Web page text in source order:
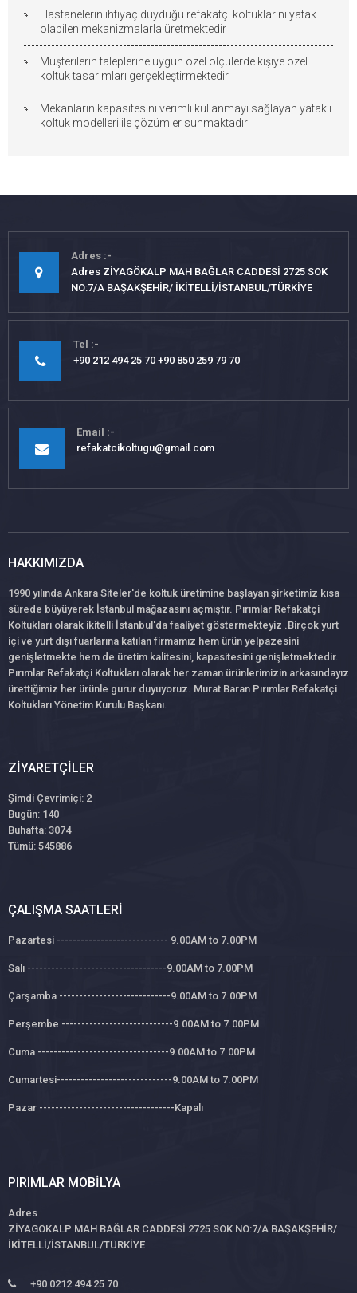
Hastanelerin ihtiyaç duyduğu refakatçi koltuklarını yatak
olabilen mekanizmalarla üretmektedir
Müşterilerin taleplerine uygun özel ölçülerde kişiye özel
koltuk tasarımları gerçekleştirmektedir
Mekanların kapasitesini verimli kullanmayı sağlayan yataklı
koltuk modelleri ile çözümler sunmaktadır
Adres
Adres ZİYAGÖKALP MAH BAĞLAR CADDESİ 2725 SOK
NO:7/A BAŞAKŞEHİR/ İKİTELLİ/İSTANBUL/TÜRKİYE
Tel
+90 212 494 25 70 +90 850 259 79 70
Email
refakatcikoltugu@gmail.com
HAKKIMIZDA
1990 yılında Ankara Siteler'de koltuk üretimine başlayan şirketimiz kısa
sürede büyüyerek İstanbul mağazasını açmıştır. Pırımlar Refakatçi
Koltukları olarak ikitelli İstanbul'da faaliyet göstermekteyiz .Birçok yurt
içi ve yurt dışı fuarlarına katılan firmamız hem ürün yelpazesini
genişletmekte hem de üretim kalitesini, kapasitesini genişletmektedir.
Pırımlar Refakatçi Koltukları olarak her zaman ürünlerimizin arkasındayız
ürettiğimiz her ürünle gurur duyuyoruz. Murat Baran Pırımlar Refakatçi
Koltukları Yönetim Kurulu Başkanı.
ZIYARETÇILER
Şimdi Çevrimiçi: 2
Bugün: 140
Buhafta: 3074
Tümü: 545886
ÇALIŞMA SAATLERI
Pazartesi ---------------------------- 9.00AM to 7.00PM
Salı -----------------------------------9.00AM to 7.00PM
Çarşamba ----------------------------9.00AM to 7.00PM
Perşembe ----------------------------9.00AM to 7.00PM
Cuma ---------------------------------9.00AM to 7.00PM
Cumartesi-----------------------------9.00AM to 7.00PM
Pazar ----------------------------------Kapalı
PIRIMLAR MOBILYA
Adres
ZİYAGÖKALP MAH BAĞLAR CADDESİ 2725 SOK NO:7/A BAŞAKŞEHİR/
İKİTELLİ/İSTANBUL/TÜRKİYE
+90 0212 494 25 70